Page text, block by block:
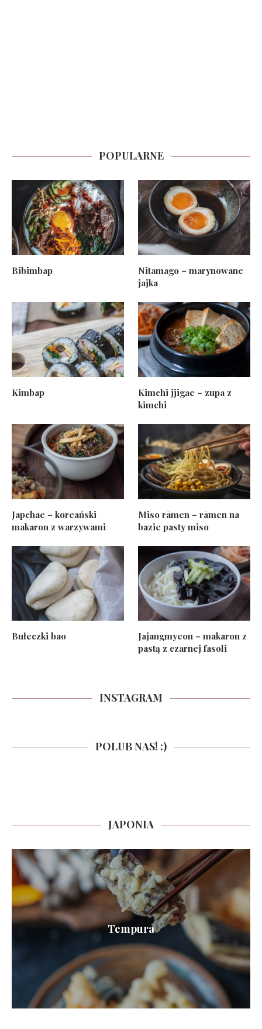
POPULARNE
Bibimbap
Nitamago – marynowane
jajka
Kimbap
Kimchi jjigae – zupa z
kimchi
Japchae – koreański
makaron z warzywami
Miso rāmen – rāmen na
bazie pasty miso
Bułeczki bao
Jajangmyeon – makaron z
pastą z czarnej fasoli
INSTAGRAM
POLUB NAS! :)
JAPONIA
Tempura